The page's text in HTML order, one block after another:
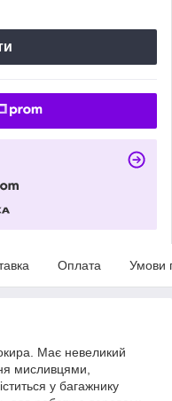
Оплата Умови
Має невеликий
мисливцями,
у багажнику